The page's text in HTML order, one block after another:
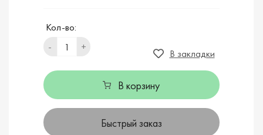
Кол-во:
-
+
В закладки
В корзину
Быстрый заказ